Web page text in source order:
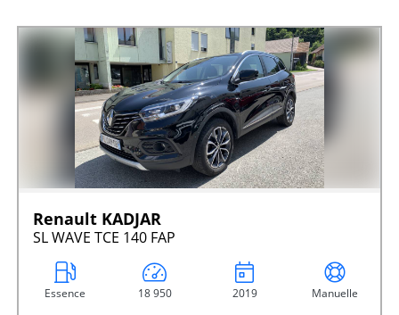
Renault KADJAR
SL WAVE TCE 140 FAP
Essence 18 950 2019 Manuelle